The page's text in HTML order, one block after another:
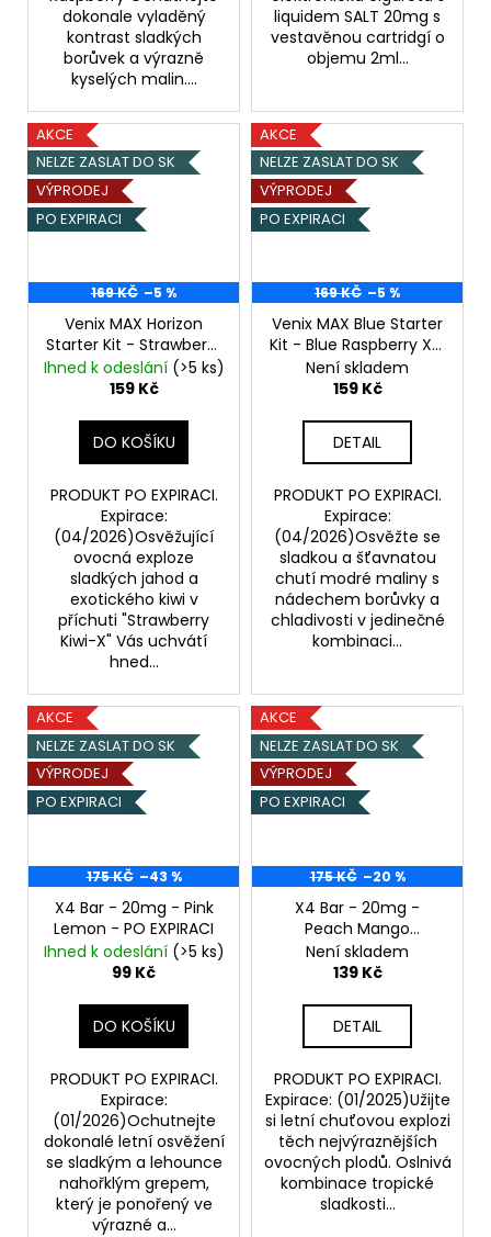
dokonale vyladěný
kontrast sladkých
borůvek a výrazně
kyselých malin....
liquidem SALT 20mg s
vestavěnou cartridgí o
objemu 2ml...
AKCE
NELZE ZASLAT DO SK
VÝPRODEJ
PO EXPIRACI
169 KČ –5 %
Venix MAX Horizon
Starter Kit - Strawberry
Kiwi X - 20mg - PO
EXPIRACI
Ihned k odeslání (>5 ks)
159 Kč
DO KOŠÍKU
PRODUKT PO EXPIRACI.
Expirace:
(04/2026)Osvěžující
ovocná exploze
sladkých jahod a
exotického kiwi v
příchuti "Strawberry
Kiwi-X" Vás uchvátí
hned...
AKCE
NELZE ZASLAT DO SK
VÝPRODEJ
PO EXPIRACI
169 KČ –5 %
Venix MAX Blue Starter
Kit - Blue Raspberry X -
20mg - PO EXPIRACI
Není skladem
159 Kč
DETAIL
PRODUKT PO EXPIRACI.
Expirace:
(04/2026)Osvěžte se
sladkou a šťavnatou
chutí modré maliny s
nádechem borůvky a
chladivosti v jedinečné
kombinaci...
AKCE
NELZE ZASLAT DO SK
VÝPRODEJ
PO EXPIRACI
175 KČ –43 %
X4 Bar - 20mg - Pink
Lemon - PO EXPIRACI
Ihned k odeslání (>5 ks)
99 Kč
DO KOŠÍKU
PRODUKT PO EXPIRACI.
Expirace:
(01/2026)Ochutnejte
dokonalé letní osvěžení
se sladkým a lehounce
nahořklým grepem,
který je ponořený ve
výrazné a...
AKCE
NELZE ZASLAT DO SK
VÝPRODEJ
PO EXPIRACI
175 KČ –20 %
X4 Bar - 20mg -
Peach Mango
Watermelon - PO
EXPIRACI
Není skladem
139 Kč
DETAIL
PRODUKT PO EXPIRACI.
Expirace: (01/2025)Užijte
si letní chuťovou explozi
těch nejvýraznějších
ovocných plodů. Oslnivá
kombinace tropické
sladkosti...